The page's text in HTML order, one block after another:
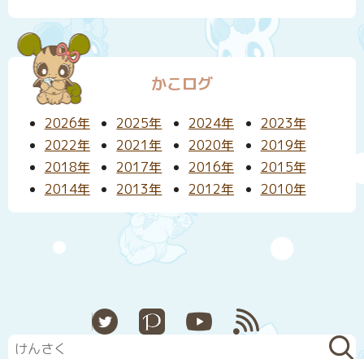
かこログ
2026年 2025年 2024年
2023年
2022年
2021年 2020年
2019年
2018年
2017年 2016年
2015年
2014年
2013年 2012年 2010年
Pixiv YouTubeRSS